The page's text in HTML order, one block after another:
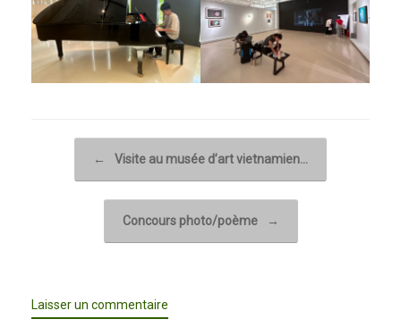
← Visite au musée d’art vietnamien…
Concours photo/poème →
Laisser un commentaire